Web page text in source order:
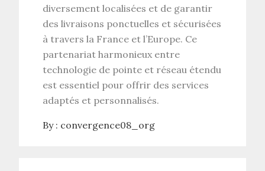
diversement localisées et de garantir
des livraisons ponctuelles et sécurisées
à travers la France et l’Europe. Ce
partenariat harmonieux entre
technologie de pointe et réseau étendu
est essentiel pour offrir des services
adaptés et personnalisés.
By : convergence08_org